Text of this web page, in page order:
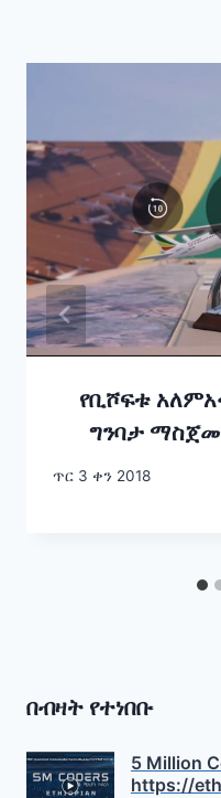
የቢሾፍቱ
ግንባታ
ጥር 3 ቀን 2018
በብዛት የተነበቡ
5 Million
https://